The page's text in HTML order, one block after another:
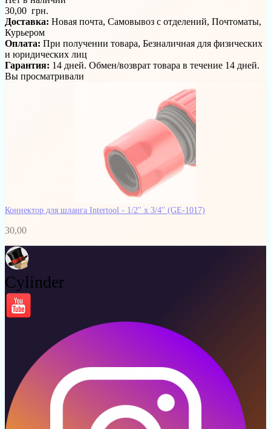
30,00 грн.
Доставка: Новая почта, Самовывоз с отделений, Почтоматы,
Курьером
Оплата: При получении товара, Безналичная для физических
и юридических лиц
Гарантия: 14 дней. Обмен/возврат товара в течение 14 дней.
Вы просматривали
Коннектор для шланга Intertool - 1/2'' х 3/4'' (GE-1017)
30,00
Cylinder